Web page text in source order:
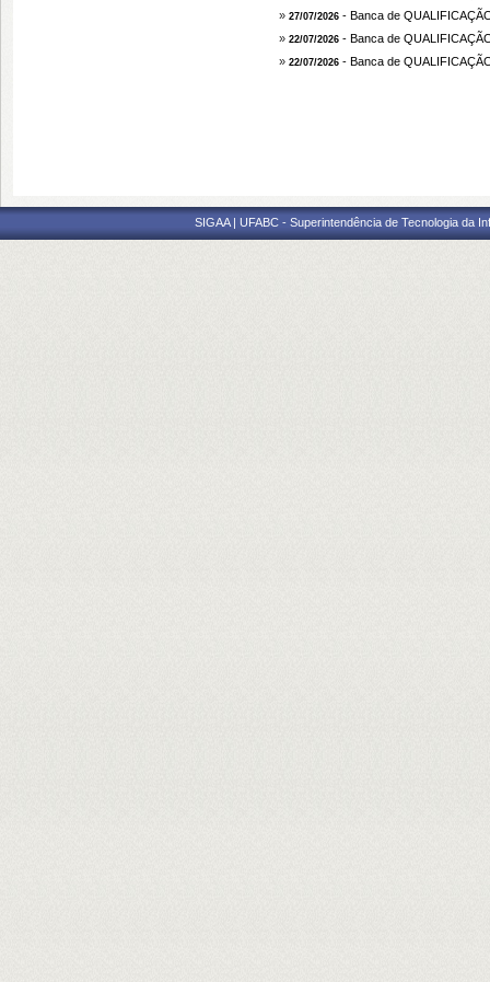
» 27/07/2026 - Banca de
» 22/07/2026 - Banca de
» 22/07/2026 - Banca de
SIGAA | UFABC - Superintendência de Tecnologia da